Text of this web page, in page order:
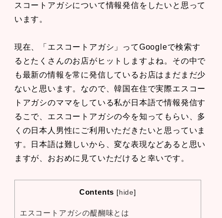
スコートアガシについて情報発信をしたいと思って
います。
現在、「エスコートアガシ」ってGoogleで検索す
るとたくさんのお店がヒットしますよね。その中で
も最新の情報を常に発信しているお店はまだまだ少
ないと思います。なので、韓国在住で実際エスコー
トアガシのママをしている私が日本語で情報発信す
るこで、エスコートアガシの今を知ってもらい、多
くの日本人男性にご利用いただきたいと思っていま
す。日本語は難しいから、変な表現などあると思い
ますが、おおめに見ていただけると幸いです。
Contents [ hide]
エスコートアガシの醍醐味とは